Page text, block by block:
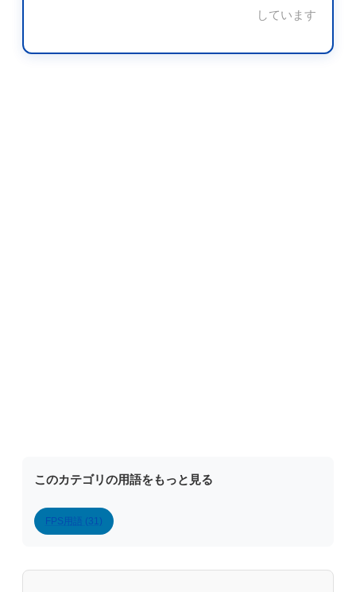
しています
このカテゴリの用語をもっと見る
FPS用語 (31)